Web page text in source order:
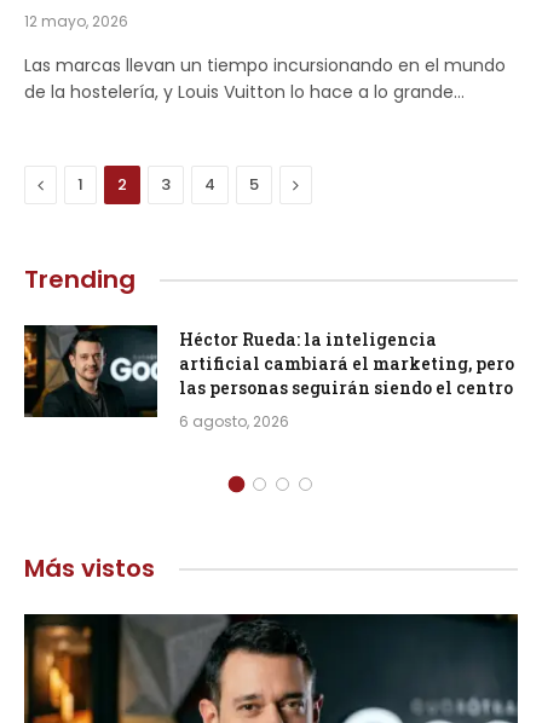
12 mayo, 2026
Las marcas llevan un tiempo incursionando en el mundo
de la hostelería, y Louis Vuitton lo hace a lo grande…
Previous
1 2 3 4 5 Next
Trending
Héctor Rueda: la inteligencia
artificial cambiará el marketing, pero
las personas seguirán siendo el centro
6 agosto, 2026
Más vistos